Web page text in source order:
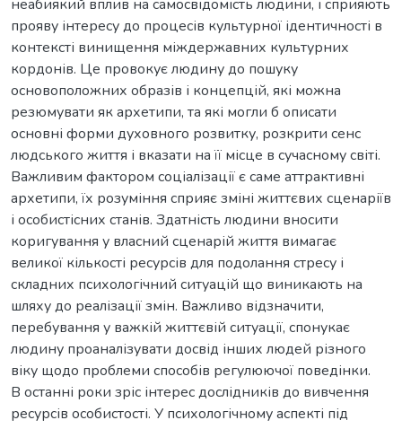
неабиякий вплив на самосвідомість людини, і сприяють
прояву інтересу до процесів культурної ідентичності в
контексті винищення міждержавних культурних
кордонів. Це провокує людину до пошуку
основоположних образів і концепцій, які можна
резюмувати як архетипи, та які могли б описати
основні форми духовного розвитку, розкрити сенс
людського життя і вказати на її місце в сучасному світі.
Важливим фактором соціалізації є саме аттрактивні
архетипи, їх розуміння сприяє зміні життєвих сценаріїв
і особистісних станів. Здатність людини вносити
коригування у власний сценарій життя вимагає
великої кількості ресурсів для подолання стресу і
складних психологічний ситуацій що виникають на
шляху до реалізації змін. Важливо відзначити,
перебування у важкій життєвій ситуації, спонукає
людину проаналізувати досвід інших людей різного
віку щодо проблеми способів регулюючої поведінки.
В останні роки зріс інтерес дослідників до вивчення
ресурсів особистості. У психологічному аспекті під